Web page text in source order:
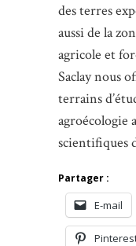
des terres
aussi de la
agricole et
Saclay nous
terrains
agroécologie
scientifiques
Partager :
E-mail